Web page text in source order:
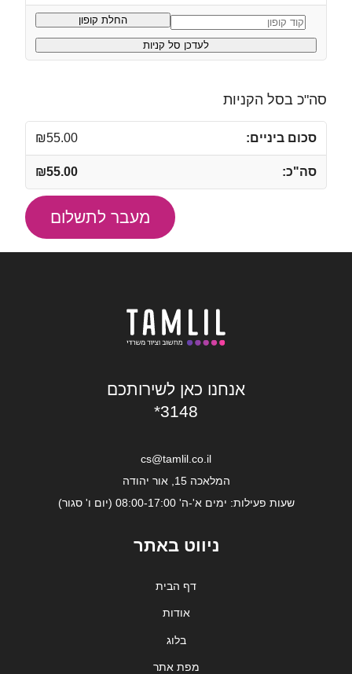
דיסקים
לצריבה
X52
קופון: החלת קופון
לעדכן סל קניות
סה"כ בסל הקניות
₪55.00
₪55.00
מעבר לתשלום
אנחנו כאן לשירותכם
*3148
cs@tamlil.co.il
המלאכה 15, אור יהודה
שעות פעילות: ימים א'-ה' 08:00-17:00 (יום ו' סגור)
ניווט באתר
דף הבית
אודות
בלוג
מפת אתר